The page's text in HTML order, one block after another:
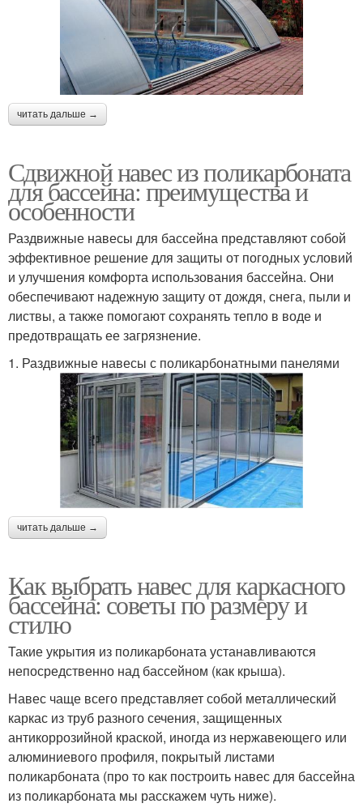
читать дальше →
Сдвижной навес из поликарбоната
для бассейна: преимущества и
особенности
Раздвижные навесы для бассейна представляют собой
эффективное решение для защиты от погодных условий
и улучшения комфорта использования бассейна. Они
обеспечивают надежную защиту от дождя, снега, пыли и
листвы, а также помогают сохранять тепло в воде и
предотвращать ее загрязнение.
1. Раздвижные навесы с поликарбонатными панелями
читать дальше →
Как выбрать навес для каркасного
бассейна: советы по размеру и
стилю
Такие укрытия из поликарбоната устанавливаются
непосредственно над бассейном (как крыша).
Навес чаще всего представляет собой металлический
каркас из труб разного сечения, защищенных
антикоррозийной краской, иногда из нержавеющего или
алюминиевого профиля, покрытый листами
поликарбоната (про то как построить навес для бассейна
из поликарбоната мы расскажем чуть ниже).